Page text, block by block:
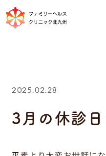
2025.02.28
3月の休診